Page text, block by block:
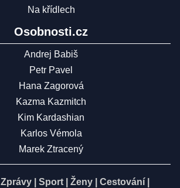
Na křídlech
Osobnosti.cz
Andrej Babiš
Petr Pavel
Hana Zagorová
Kazma Kazmitch
Kim Kardashian
Karlos Vémola
Marek Ztracený
Zprávy Sport Ženy Cestování